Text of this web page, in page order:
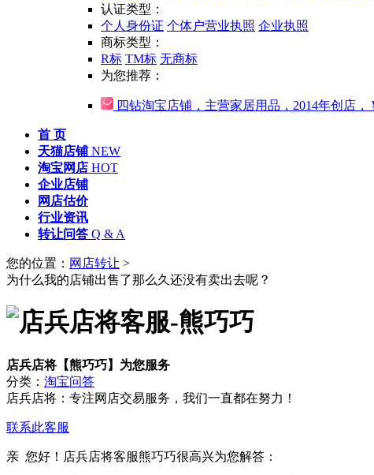
认证类型：
个人身份证 个体户营业执照 企业执照
商标类型：
R标 TM标 无商标
为您推荐：
四钻淘宝店铺，主营家居用品，2014年创店，
首 页
天猫店铺 NEW
淘宝网店 HOT
企业店铺
网店估价
行业资讯
转让问答 Q & A
您的位置： 网店转让 >
为什么我的店铺出售了那么久还没有卖出去呢？
店兵店将【熊巧巧】为您服务
分类： 淘宝问答
店兵店将：专注网店交易服务，我们一直都在努力！
联系此客服
亲 您好！店兵店将客服熊巧巧很高兴为您解答：